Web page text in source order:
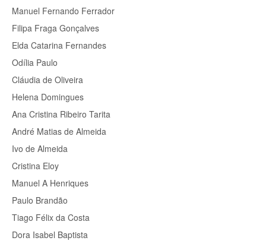
Manuel Fernando Ferrador
Filipa Fraga Gonçalves
Elda Catarina Fernandes
Odília Paulo
Cláudia de Oliveira
Helena Domingues
Ana Cristina Ribeiro Tarita
André Matias de Almeida
Ivo de Almeida
Cristina Eloy
Manuel A Henriques
Paulo Brandão
Tiago Félix da Costa
Dora Isabel Baptista